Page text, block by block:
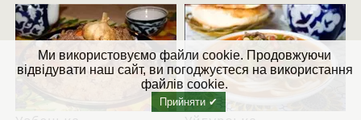
Ми використовуємо файли cookie. Продовжуючи
відвідувати наш сайт, ви погоджуєтеся на використання
файлів cookie.
Прийняти ✔